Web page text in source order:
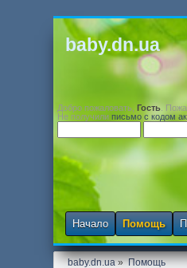
baby.dn.ua
Добро пожаловать,Гость .
Не получилиписьмо с кодом
Начало Помощь
baby.dn.ua» Помощь